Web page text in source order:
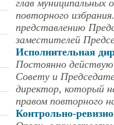
глав муниципальных
повторного
представлению
заместителей
Исполнительная
Постоянно
Совету и
директор, который
правом повторного
Контрольно-